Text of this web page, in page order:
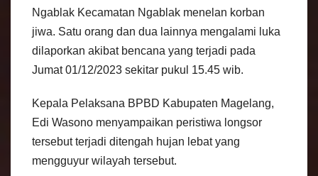
Ngablak Kecamatan Ngablak menelan korban
jiwa. Satu orang dan dua lainnya mengalami luka
dilaporkan akibat bencana yang terjadi pada
Jumat 01/12/2023 sekitar pukul 15.45 wib.
Kepala Pelaksana BPBD Kabupaten Magelang,
Edi Wasono menyampaikan peristiwa longsor
tersebut terjadi ditengah hujan lebat yang
mengguyur wilayah tersebut.